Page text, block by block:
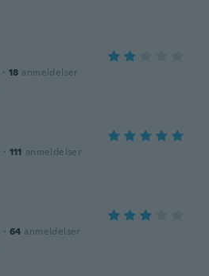
· 18 anmeldelser
· 111 anmeldelser
· 64 anmeldelser